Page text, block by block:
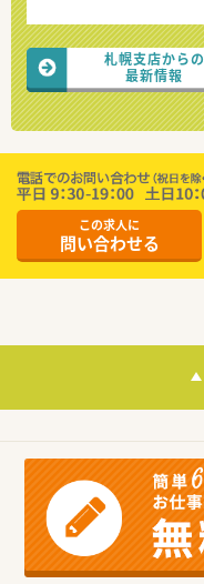
札幌支店からの
最新情報
この求人に
問い合わせる